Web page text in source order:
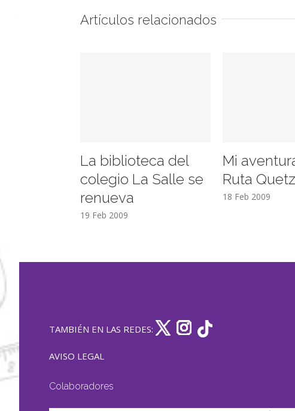
Artículos relacionados
La biblioteca del
colegio La Salle se
renueva
19 Feb 2009
Mi
Ruta
18 Feb 2009
TAMBIÉN EN LAS REDES:
AVISO LEGAL
Colaboradores